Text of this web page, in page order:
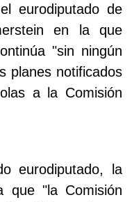
eurodiputado de
en la que
"sin ningún
planes notificados
a la Comisión
eurodiputado, la
que "la Comisión